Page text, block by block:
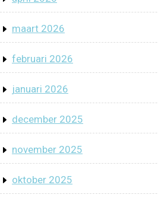
maart 2026
februari 2026
januari 2026
december 2025
november 2025
oktober 2025